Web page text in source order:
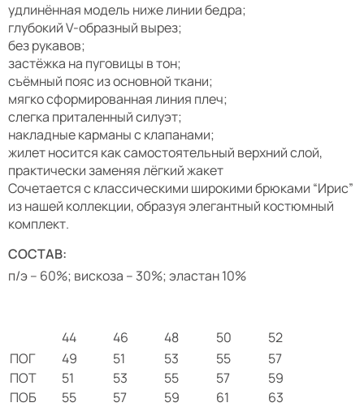
удлинённая модель ниже линии бедра;
глубокий V-образный вырез;
без рукавов;
застёжка на пуговицы в тон;
съёмный пояс из основной ткани;
мягко сформированная линия плеч;
слегка приталенный силуэт;
накладные карманы с клапанами;
жилет носится как самостоятельный верхний слой,
практически заменяя лёгкий жакет
Сочетается с классическими широкими брюками “Ирис”
из нашей коллекции, образуя элегантный костюмный
комплект.
СОСТАВ:
п/э – 60%; вискоза – 30%; эластан 10%
44 46 48 50
52
ПОГ
49 51 53 55
57
ПОТ
51 53 55 57
59
ПОБ
55 57 59 61
63